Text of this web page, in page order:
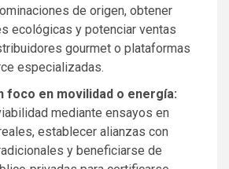
de origen, obtener
ecológicas y potenciar ventas
gourmet o plataformas
especializadas.
foco en movilidad o energía:
mediante ensayos en
establecer alianzas con
y beneficiarse de